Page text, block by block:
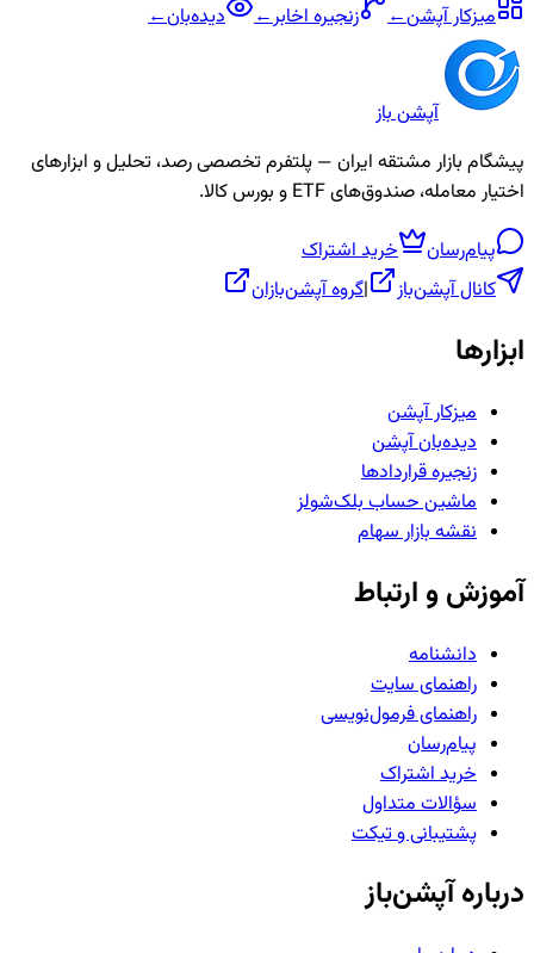
میزکار آپشن← زنجیرهاخابر← دیده‌بان←
آپشن باز
پیشگام بازار مشتقه ایران — پلتفرم تخصصی رصد، تحلیل و ابزارهای
اختیار معامله، صندوق‌های ETF و بورس کالا.
پیام‌رسان
خرید اشتراک
کانال آپشن‌باز
|گروه آپشن‌بازان
ابزارها
میزکار آپشن
دیده‌بان آپشن
زنجیره قراردادها
ماشین حساب بلک‌شولز
نقشه بازار سهام
آموزش و ارتباط
دانشنامه
راهنمای سایت
راهنمای فرمول‌نویسی
پیام‌رسان
خرید اشتراک
سؤالات متداول
پشتیبانی و تیکت
درباره آپشن‌باز